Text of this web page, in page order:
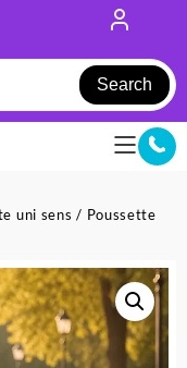
Search
uni sens / Poussette